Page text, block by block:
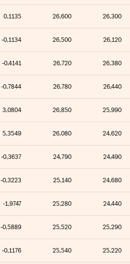
0,1135 26,600 26,300
-0,1134 26,500 26,120
-0,4141 26,720 26,380
-0,7844 26,780 26,440
3,0804 26,850 25,990
5,3549 26,080 24,620
-0,3637 24,790 24,490
-0,3223 25,140 24,680
-1,9747 25,280 24,440
-0,5889 25,520 25,290
-0,1176 25,540 25,220